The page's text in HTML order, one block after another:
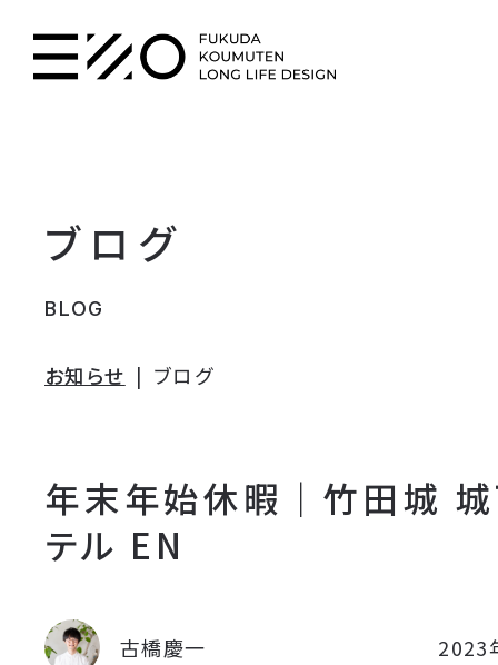
ブログ
BLOG
お知らせ ブログ
年末年始休暇｜竹田城
テル EN
2023
古橋慶一